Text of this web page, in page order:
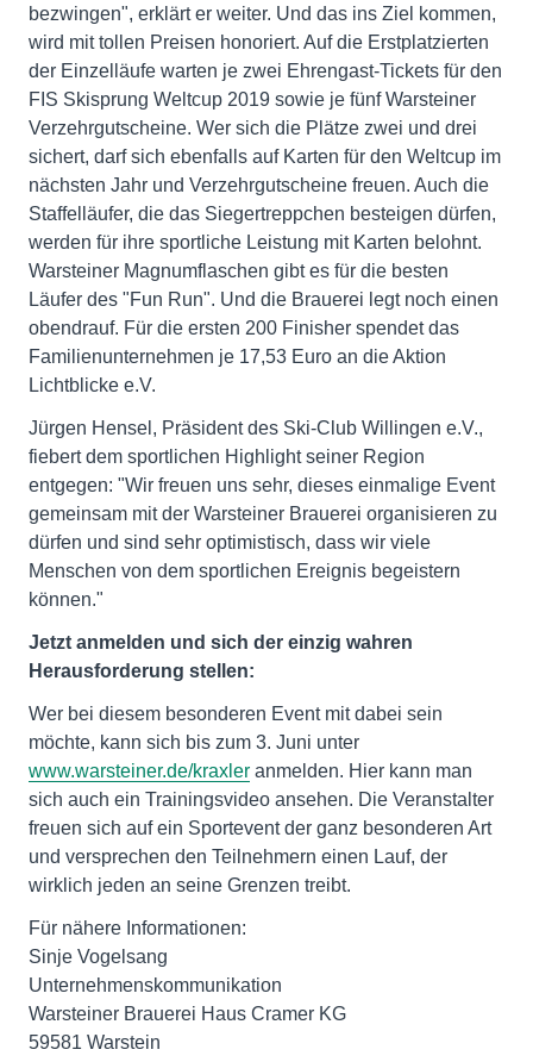
bezwingen", erklärt er weiter. Und das ins Ziel kommen,
wird mit tollen Preisen honoriert. Auf die Erstplatzierten
der Einzelläufe warten je zwei Ehrengast-Tickets für den
FIS Skisprung Weltcup 2019 sowie je fünf Warsteiner
Verzehrgutscheine. Wer sich die Plätze zwei und drei
sichert, darf sich ebenfalls auf Karten für den Weltcup im
nächsten Jahr und Verzehrgutscheine freuen. Auch die
Staffelläufer, die das Siegertreppchen besteigen dürfen,
werden für ihre sportliche Leistung mit Karten belohnt.
Warsteiner Magnumflaschen gibt es für die besten
Läufer des "Fun Run". Und die Brauerei legt noch einen
obendrauf. Für die ersten 200 Finisher spendet das
Familienunternehmen je 17,53 Euro an die Aktion
Lichtblicke e.V.
Jürgen Hensel, Präsident des Ski-Club Willingen e.V.,
fiebert dem sportlichen Highlight seiner Region
entgegen: "Wir freuen uns sehr, dieses einmalige Event
gemeinsam mit der Warsteiner Brauerei organisieren zu
dürfen und sind sehr optimistisch, dass wir viele
Menschen von dem sportlichen Ereignis begeistern
können."
Jetzt anmelden und sich der einzig wahren
Herausforderung stellen:
Wer bei diesem besonderen Event mit dabei sein
möchte, kann sich bis zum 3. Juni unter
www.warsteiner.de/kraxler anmelden. Hier kann man
sich auch ein Trainingsvideo ansehen. Die Veranstalter
freuen sich auf ein Sportevent der ganz besonderen Art
und versprechen den Teilnehmern einen Lauf, der
wirklich jeden an seine Grenzen treibt.
Für nähere Informationen:
Sinje Vogelsang
Unternehmenskommunikation
Warsteiner Brauerei Haus Cramer KG
59581 Warstein